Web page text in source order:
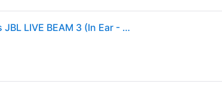
Auriculares Bluetooth True Wireless JBL LIVE BEAM 3 (In Ear - Micrófono - Cancelación de ruido - Morado)